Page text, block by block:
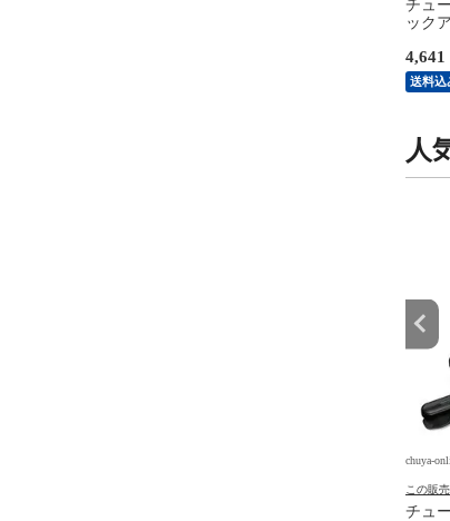
チュ
ック
ルパ
4,641
送料込
人
chuya-
この販
チュ